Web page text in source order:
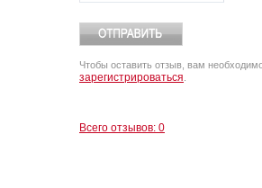
Чтобы оставить отзыв, вам
зарегистрироваться
Всего отзывов: 0